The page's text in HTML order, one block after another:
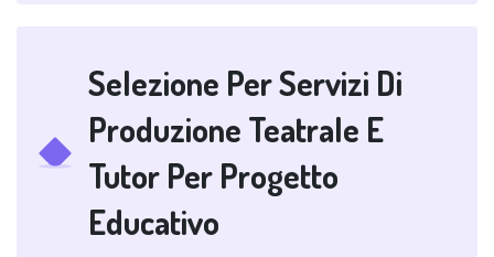
Selezione Per Servizi Di
Produzione Teatrale E
Tutor Per Progetto
Educativo